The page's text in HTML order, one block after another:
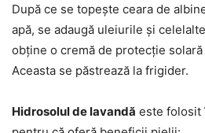
După ce se topește ceara de
apă, se adaugă uleiurile și
obține o cremă de protecție
Aceasta se păstrează la frigider.
Hidrosolul de lavandă este folosit